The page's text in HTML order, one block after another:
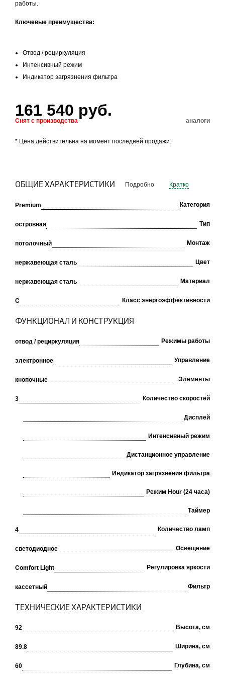
работы.
Ключевые преимущества:
Отвод / рециркуляция
Интенсивный режим
Индикатор загрязнения фильтра
161 540 руб.
Снят с производства аналоги
* Цена действительна на момент последней продажи.
ОБЩИЕ ХАРАКТЕРИСТИКИ Подробно Кратко
Premium Категория
островная Тип
потолочный Монтаж
нержавеющая сталь Цвет
нержавеющая сталь Материал
C Класс энергоэффективности
ФУНКЦИОНАЛ И КОНСТРУКЦИЯ
отвод / рециркуляция Режимы работы
электронное Управление
кнопочные Элементы
3 Количество скоростей
Дисплей
Интенсивный режим
Дистанционное управление
Индикатор загрязнения фильтра
Режим Hour (24 часа)
Таймер
4 Количество ламп
светодиодное Освещение
Comfort Light Регулировка яркости
кассетный Фильтр
ТЕХНИЧЕСКИЕ ХАРАКТЕРИСТИКИ
92 Высота, см
89.8 Ширина, см
60 Глубина, см